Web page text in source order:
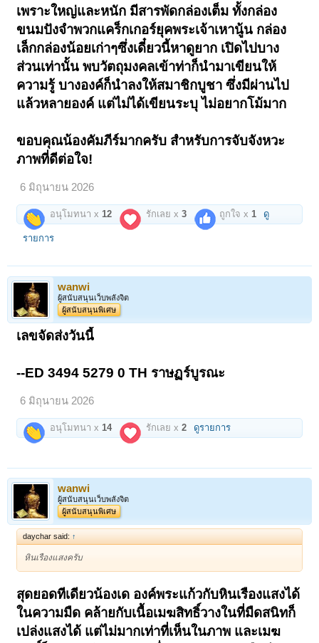
เพราะใหญ่และหนัก มีสารพัดกล่องเต็ม ทั้งกล่อง
ขนมปังจำพวกแคร็กเกอร์ยุคพระเจ้าเหานู้น กล่อง
เล็กกล่องน้อยเก่าๆซึ่งเดี๋ยวนี้หาดูยาก เปิดไปบาง
ส่วนเท่านั้น พบวัตถุมงคลเข้าท่าก็นำมาเขียนให้
ความรู้ บางองค์ก็นำลงให้สมาชิกบูชา ซึ่งมีผ่านไป
แล้วหลายองค์ แต่ไม่ได้เขียนระบุ ไม่อยากโม้มาก
ขอบคุณน้องคัมภีร์มากครับ สำหรับการจับจังหวะ
ภาพที่ดีต่อใจ!
6 มิถุนายน 2026
อนุโมทนา x12 รักเลย x3 ถูกใจ x1 ดู
รายการ
wanwi
ผู้สนับสนุนเว็บพลังจิต
ผู้สนับสนุนพิเศษ
เลขจัดส่งวันนี้
--ED 3494 5279 0 TH ราษฏร์บูรณะ
6 มิถุนายน 2026
อนุโมทนา x 14 รักเลย x2 ดูรายการ
wanwi
ผู้สนับสนุนเว็บพลังจิต
ผู้สนับสนุนพิเศษ
daychar said: ↑
หินเรืองแสงครับ
สุดยอดทีเดียวน้องเด องค์พระแก้วกับหินเรืองแสงได้
ในความมืด คล้ายกับเนื้อเมฆสิทธิ์วางในที่มืดสนิทก็
เปล่งแสงได้ แต่ไม่มากเท่าที่เห็นในภาพ และเมฆ